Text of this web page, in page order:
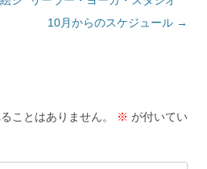
10月からのスケジュール →
ことはありません。 ※ が付いてい